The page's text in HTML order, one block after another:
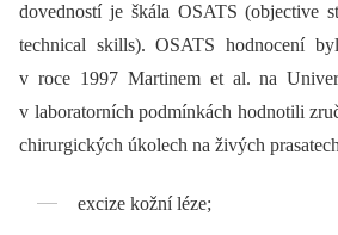
dovedností je škála OSATS (objective
technical skills). OSATS hodnocení
v roce 1997 Martinem et al. na
v laboratorních podmínkách hodnotili
chirurgických úkolech na živých
excize kožní léze;